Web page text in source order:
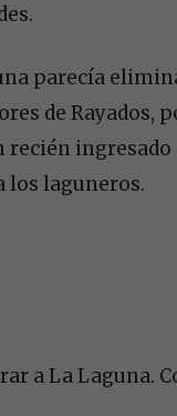
parecía
de
recién
los laguneros.
a La Laguna.